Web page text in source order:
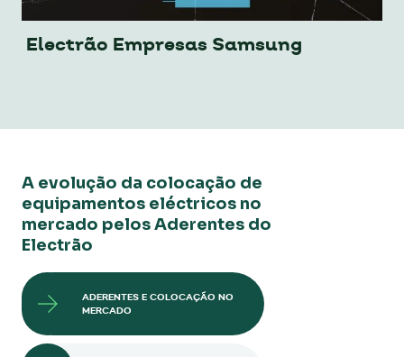
Electrão Empresas Samsung
A evolução da colocação de
equipamentos eléctricos no
mercado pelos Aderentes do
Electrão
ADERENTES E COLOCAÇÃO NO
MERCADO